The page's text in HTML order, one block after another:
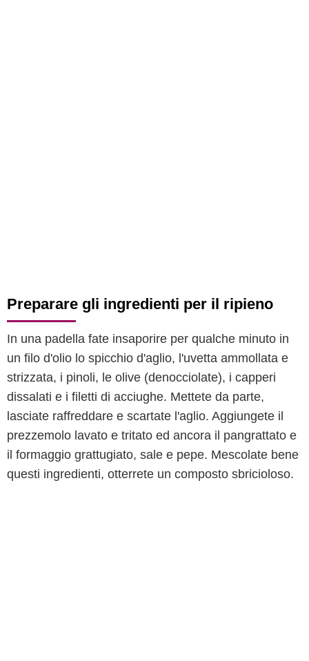
Preparare gli ingredienti per il ripieno
In una padella fate insaporire per qualche minuto in
un filo d'olio lo spicchio d'aglio, l'uvetta ammollata e
strizzata, i pinoli, le olive (denocciolate), i capperi
dissalati e i filetti di acciughe. Mettete da parte,
lasciate raffreddare e scartate l'aglio. Aggiungete il
prezzemolo lavato e tritato ed ancora il pangrattato e
il formaggio grattugiato, sale e pepe. Mescolate bene
questi ingredienti, otterrete un composto sbricioloso.